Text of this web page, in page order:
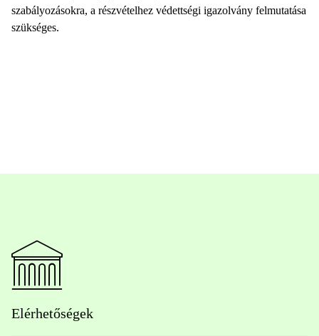
szabályozásokra, a részvételhez védettségi igazolvány felmutatása
szükséges.
Elérhetőségek